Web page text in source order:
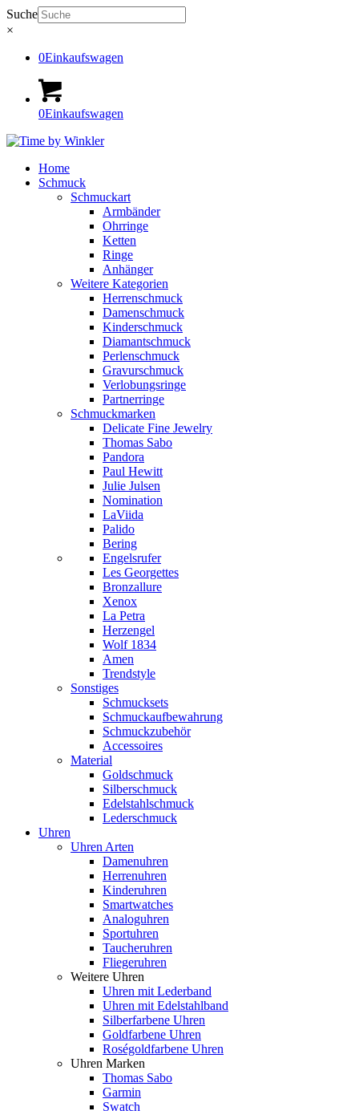
Suche
×
0Einkaufswagen
0Einkaufswagen
Home
Schmuck
Schmuckart
Armbänder
Ohrringe
Ketten
Ringe
Anhänger
Weitere Kategorien
Herrenschmuck
Damenschmuck
Kinderschmuck
Diamantschmuck
Perlenschmuck
Gravurschmuck
Verlobungsringe
Partnerringe
Schmuckmarken
Delicate Fine Jewelry
Thomas Sabo
Pandora
Paul Hewitt
Julie Julsen
Nomination
LaViida
Palido
Bering
Engelsrufer
Les Georgettes
Bronzallure
Xenox
La Petra
Herzengel
Wolf 1834
Amen
Trendstyle
Sonstiges
Schmucksets
Schmuckaufbewahrung
Schmuckzubehör
Accessoires
Material
Goldschmuck
Silberschmuck
Edelstahlschmuck
Lederschmuck
Uhren
Uhren Arten
Damenuhren
Herrenuhren
Kinderuhren
Smartwatches
Analoguhren
Sportuhren
Taucheruhren
Fliegeruhren
Weitere Uhren
Uhren mit Lederband
Uhren mit Edelstahlband
Silberfarbene Uhren
Goldfarbene Uhren
Roségoldfarbene Uhren
Uhren Marken
Thomas Sabo
Garmin
Swatch